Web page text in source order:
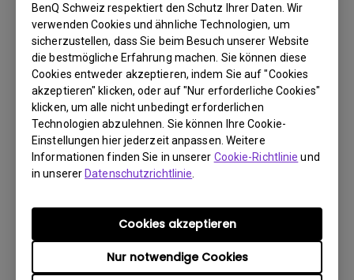
BenQ Schweiz respektiert den Schutz Ihrer Daten. Wir
verwenden Cookies und ähnliche Technologien, um
sicherzustellen, dass Sie beim Besuch unserer Website
die bestmögliche Erfahrung machen. Sie können diese
Cookies entweder akzeptieren, indem Sie auf "Cookies
akzeptieren" klicken, oder auf "Nur erforderliche Cookies"
klicken, um alle nicht unbedingt erforderlichen
Technologien abzulehnen. Sie können Ihre Cookie-
Einstellungen hier jederzeit anpassen. Weitere
Informationen finden Sie in unserer Cookie-Richtlinie und
in unsererDatenschutzrichtlinie
Nur notwendige Cookies
Cookies akzeptieren
Benutzerhandbuch
Safety Warning and Notice
Update: 2021/01/06
Sprache:German
Dateigröße:89.06 KB
Version:
Vorschau